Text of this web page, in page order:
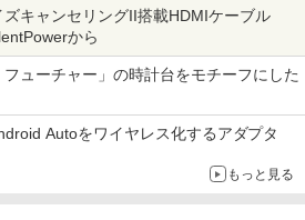
キャンセリングII搭載HDMIケーブル
から
フューチャー」の時計台をモチーフにした
Autoをワイヤレス化するアダプタ
もっと見る